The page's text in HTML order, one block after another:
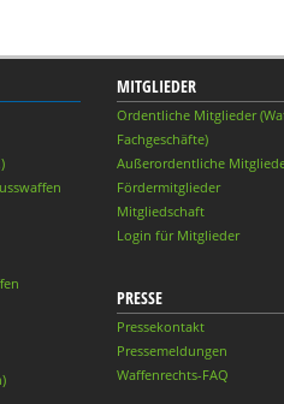
MITGLIEDER
Ordentliche Mitglieder
Fachgeschäfte)
Außerordentliche
Fördermitglieder
Mitgliedschaft
Login für Mitglieder
PRESSE
Pressekontakt
Pressemeldungen
Waffenrechts-FAQ